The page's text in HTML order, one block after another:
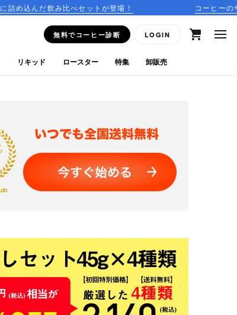
コーヒーのサブスクリプションはこちら
無料でコーヒー診断 LOGIN
リキッド ロースター 特集 卸販売